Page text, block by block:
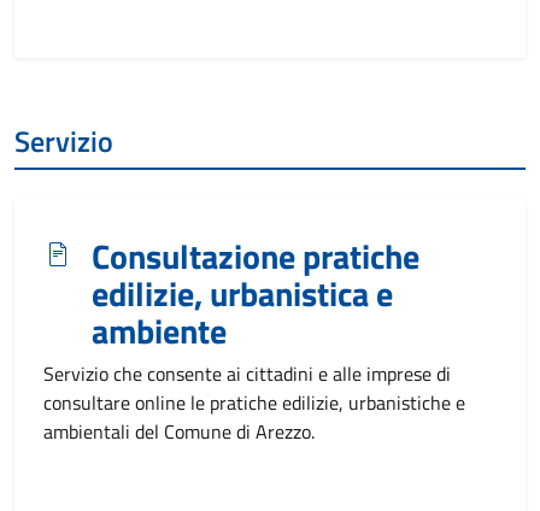
Servizio
Consultazione pratiche
edilizie, urbanistica e
ambiente
Servizio che consente ai cittadini e alle imprese di
consultare online le pratiche edilizie, urbanistiche e
ambientali del Comune di Arezzo.